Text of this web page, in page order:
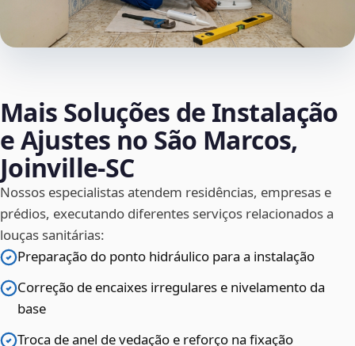
Mais Soluções de Instalação
e Ajustes no São Marcos,
Joinville‑SC
Nossos especialistas atendem residências, empresas e
prédios, executando diferentes serviços relacionados a
louças sanitárias:
Preparação do ponto hidráulico para a instalação
Correção de encaixes irregulares e nivelamento da
base
Troca de anel de vedação e reforço na fixação